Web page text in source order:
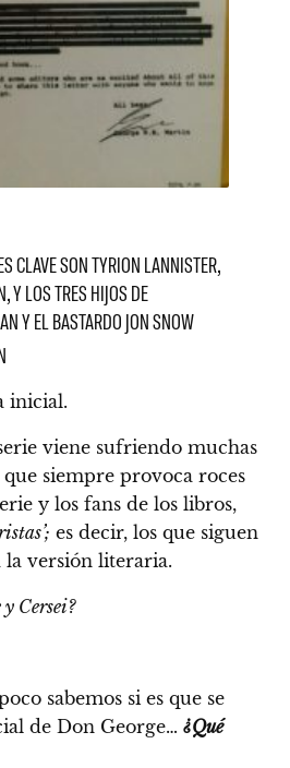
CLAVE SON TYRION LANNISTER,
Y LOS TRES HIJOS DE
Y EL BASTARDO JON SNOW
inicial.
viene sufriendo muchas
siempre provoca roces
y los fans de los libros,
es decir, los que siguen
versión literaria.
Cersei?
sabemos si es que se
de Don George… ¿Qué